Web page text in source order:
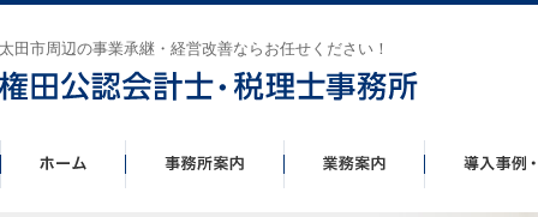
太田市周辺の事業承継・経営改善ならお任せください！